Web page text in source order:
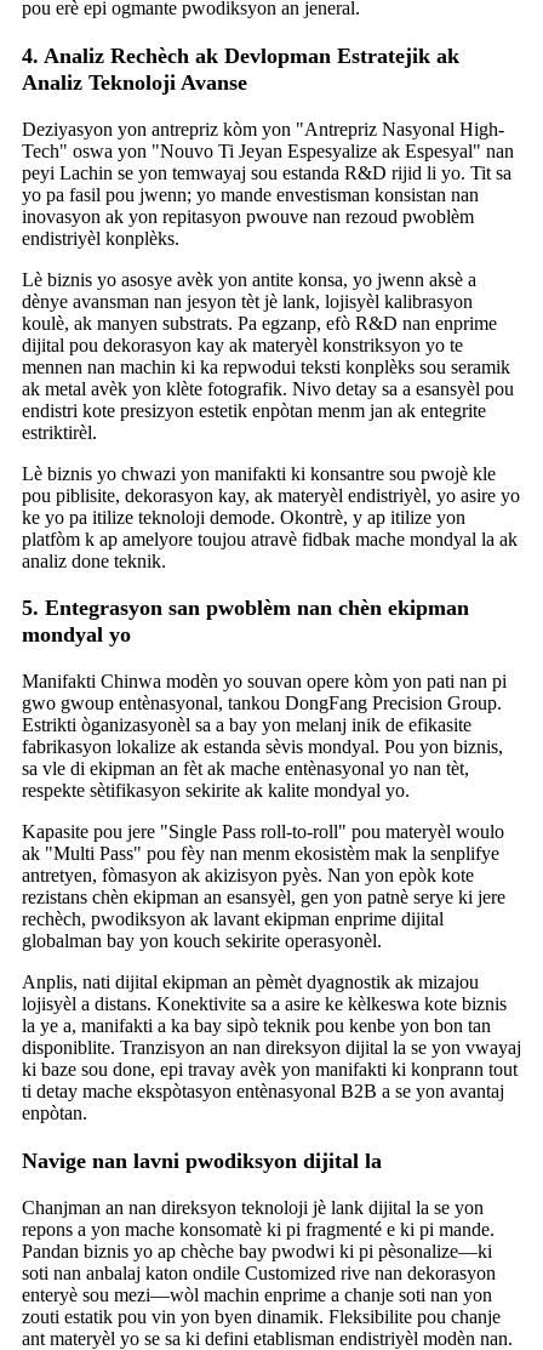
pou erè epi ogmante pwodiksyon an jeneral.
4. Analiz Rechèch ak Devlopman Estratejik ak
Analiz Teknoloji Avanse
Deziyasyon yon antrepriz kòm yon "Antrepriz Nasyonal High-
Tech" oswa yon "Nouvo Ti Jeyan Espesyalize ak Espesyal" nan
peyi Lachin se yon temwayaj sou estanda R&D rijid li yo. Tit sa
yo pa fasil pou jwenn; yo mande envestisman konsistan nan
inovasyon ak yon repitasyon pwouve nan rezoud pwoblèm
endistriyèl konplèks.
Lè biznis yo asosye avèk yon antite konsa, yo jwenn aksè a
dènye avansman nan jesyon tèt jè lank, lojisyèl kalibrasyon
koulè, ak manyen substrats. Pa egzanp, efò R&D nan enprime
dijital pou dekorasyon kay ak materyèl konstriksyon yo te
mennen nan machin ki ka repwodui teksti konplèks sou seramik
ak metal avèk yon klète fotografik. Nivo detay sa a esansyèl pou
endistri kote presizyon estetik enpòtan menm jan ak entegrite
estriktirèl.
Lè biznis yo chwazi yon manifakti ki konsantre sou pwojè kle
pou piblisite, dekorasyon kay, ak materyèl endistriyèl, yo asire yo
ke yo pa itilize teknoloji demode. Okontrè, y ap itilize yon
platfòm k ap amelyore toujou atravè fidbak mache mondyal la ak
analiz done teknik.
5. Entegrasyon san pwoblèm nan chèn ekipman
mondyal yo
Manifakti Chinwa modèn yo souvan opere kòm yon pati nan pi
gwo gwoup entènasyonal, tankou DongFang Precision Group.
Estrikti òganizasyonèl sa a bay yon melanj inik de efikasite
fabrikasyon lokalize ak estanda sèvis mondyal. Pou yon biznis,
sa vle di ekipman an fèt ak mache entènasyonal yo nan tèt,
respekte sètifikasyon sekirite ak kalite mondyal yo.
Kapasite pou jere "Single Pass roll-to-roll" pou materyèl woulo
ak "Multi Pass" pou fèy nan menm ekosistèm mak la senplifye
antretyen, fòmasyon ak akizisyon pyès. Nan yon epòk kote
rezistans chèn ekipman an esansyèl, gen yon patnè serye ki jere
rechèch, pwodiksyon ak lavant ekipman enprime dijital
globalman bay yon kouch sekirite operasyonèl.
Anplis, nati dijital ekipman an pèmèt dyagnostik ak mizajou
lojisyèl a distans. Konektivite sa a asire ke kèlkeswa kote biznis
la ye a, manifakti a ka bay sipò teknik pou kenbe yon bon tan
disponiblite. Tranzisyon an nan direksyon dijital la se yon vwayaj
ki baze sou done, epi travay avèk yon manifakti ki konprann tout
ti detay mache ekspòtasyon entènasyonal B2B a se yon avantaj
enpòtan.
Navige nan lavni pwodiksyon dijital la
Chanjman an nan direksyon teknoloji jè lank dijital la se yon
repons a yon mache konsomatè ki pi fragmenté e ki pi mande.
Pandan biznis yo ap chèche bay pwodwi ki pi pèsonalize—ki
soti nan anbalaj katon ondile Customized rive nan dekorasyon
enteryè sou mezi—wòl machin enprime a chanje soti nan yon
zouti estatik pou vin yon byen dinamik. Fleksibilite pou chanje
ant materyèl yo se sa ki defini etablisman endistriyèl modèn nan.